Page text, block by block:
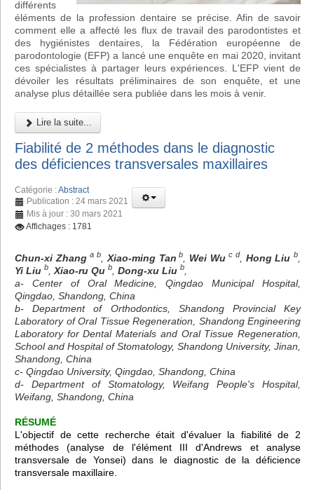
différents
éléments de la profession dentaire se précise. Afin de savoir
comment elle a affecté les flux de travail des parodontistes et
des hygiénistes dentaires, la Fédération européenne de
parodontologie (EFP) a lancé une enquête en mai 2020, invitant
ces spécialistes à partager leurs expériences. L'EFP vient de
dévoiler les résultats préliminaires de son enquête, et une
analyse plus détaillée sera publiée dans les mois à venir.
Lire la suite...
Fiabilité de 2 méthodes dans le diagnostic
des déficiences transversales maxillaires
Catégorie :Abstract
Publication : 24 mars 2021
Mis à jour : 30 mars 2021
Affichages : 1781
Chun-xi Zhang a b Xiao-ming Tan b Wei Wu c d Hong Liu b
Yi Liu b Xiao-ru Qu b Dong-xu Liu b
a- Center of Oral Medicine, Qingdao Municipal Hospital,
Qingdao, Shandong, China
b- Department of Orthodontics, Shandong Provincial Key
Laboratory of Oral Tissue Regeneration, Shandong Engineering
Laboratory for Dental Materials and Oral Tissue Regeneration,
School and Hospital of Stomatology, Shandong University, Jinan,
Shandong, China
c- Qingdao University, Qingdao, Shandong, China
d- Department of Stomatology, Weifang People's Hospital,
Weifang, Shandong, China
RÉSUMÉ
L'objectif de cette recherche était d'évaluer la fiabilité de 2
méthodes (analyse de l'élément III d'Andrews et analyse
transversale de Yonsei) dans le diagnostic de la déficience
transversale maxillaire.